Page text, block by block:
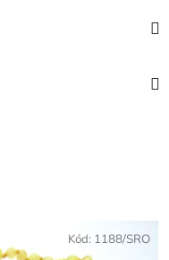
Kód: 1188/SRO